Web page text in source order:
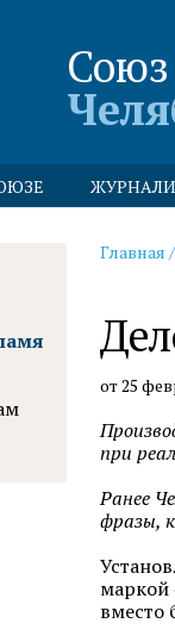
Главная /
от 25
при
Ранее
фразы,
маркой
вместо